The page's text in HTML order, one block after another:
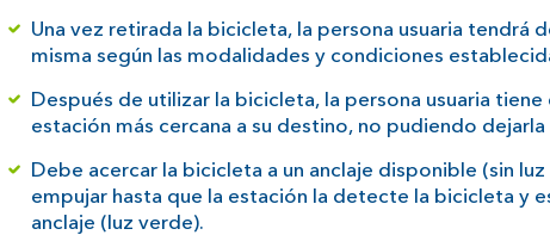
Una vez retirada la bicicleta, la persona usuaria tendrá
misma según las modalidades y condiciones
Después de utilizar la bicicleta, la persona usuaria
estación más cercana a su destino, no pudiendo dejarla
Debe acercar la bicicleta a un anclaje disponible (sin
empujar hasta que la estación la detecte la bicicleta y
anclaje (luz verde).